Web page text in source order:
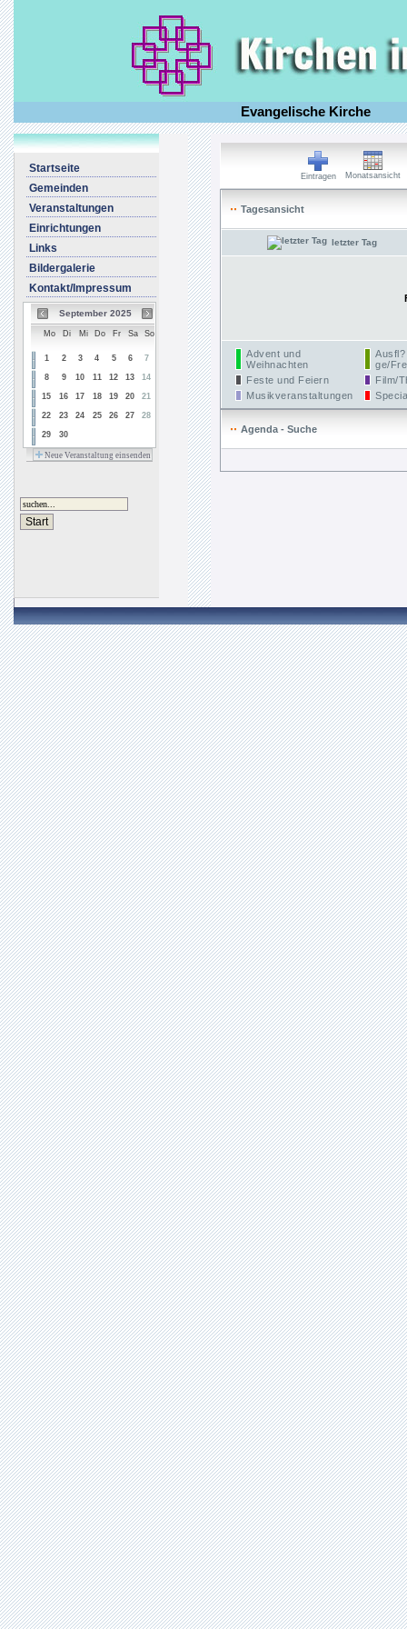
Evangelische Kirche
Startseite
Gemeinden
Veranstaltungen
Einrichtungen
Links
Bildergalerie
Kontakt/Impressum
September 2025
Mo Di Mi Do Fr Sa So
1 2 3 4 5 6 7
8 9 10 11 12 13 14
15 16 17 18 19 20 21
22 23 24 25 26 27 28
29 30
Neue Veranstaltung einsenden
Eintragen Monatsansicht
Tagesansicht
letzter Tag
Advent und
Weihnachten
Ausfl?
ge/
Feste und Feiern
Film/
Musikveranstaltungen
Agenda - Suche